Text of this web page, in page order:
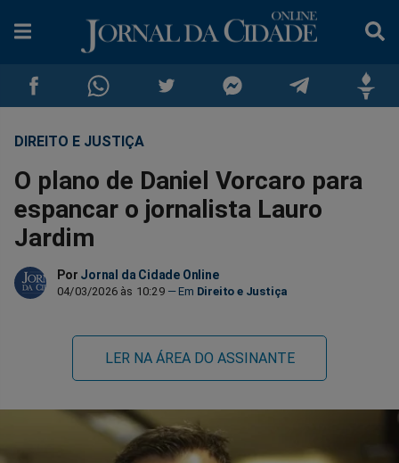
Compartilhar
no
Facebook
Compartilhar
no
Whatsapp
Compartilhar
no
no
no
no
DIREITO E JUSTIÇA
O plano de Daniel Vorcaro para
espancar o jornalista Lauro
Jardim
Por Jornal da Cidade Online
04/03/2026 às 10:29 Direito e Justiça
LER NA ÁREA DO ASSINANTE